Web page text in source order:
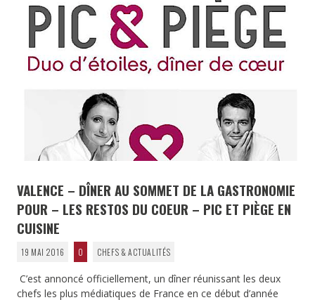
VALENCE – DÎNER AU SOMMET DE LA GASTRONOMIE
POUR – LES RESTOS DU COEUR – PIC ET PIÈGE EN
CUISINE
19 MAI 2016 0 CHEFS & ACTUALITÉS
C’est annoncé officiellement, un dîner réunissant les deux
chefs les plus médiatiques de France en ce début d’année